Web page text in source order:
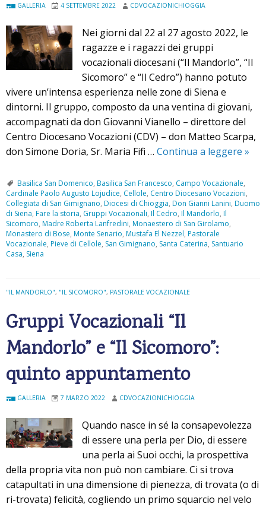
c
d
i
m
e
r
a
v
i
g
i
e
GALLERIA 4 SETTEMBRE 2022 CDVOCAZIONICHIOGGIA
Nei giorni dal 22 al 27 agosto 2022, le
ragazze e i ragazzi dei gruppi
vocazionali diocesani (“Il Mandorlo”, “Il
Sicomoro” e “Il Cedro”) hanno potuto
vivere un’intensa esperienza nelle zone di Siena e
dintorni. Il gruppo, composto da una ventina di giovani,
accompagnati da don Giovanni Vianello – direttore del
Centro Diocesano Vocazioni (CDV) – don Matteo Scarpa,
don Simone Doria, Sr. Maria Fifi … Continua a leggere C
s
t
r
i
a
»
Basilica San Domenico, Basilica San Francesco, Campo Vocazionale,
Cardinale Paolo Augusto Lojudice, Cellole, Centro Diocesano Vocazioni,
Collegiata di San Gimignano, Diocesi di Chioggia, Don Gianni Lanini, Duomo
di Siena, Fare la storia, Gruppi Vocazionali, Il Cedro, Il Mandorlo, Il
Sicomoro, Madre Roberta Lanfredini, Monaestero di San Girolamo,
Monastero di Bose, Monte Senario, Mustafa El Nezzel, Pastorale
Vocazionale, Pieve di Cellole, San Gimignano, Santa Caterina, Santuario
Casa, Siena
"IL MANDORLO", "IL SICOMORO", PASTORALE VOCAZIONALE
Gruppi Vocazionali “Il
Mandorlo” e “Il Sicomoro”:
quinto appuntamento
GALLERIA 7 MARZO 2022 CDVOCAZIONICHIOGGIA
Quando nasce in sé la consapevolezza
di essere una perla per Dio, di essere
una perla ai Suoi occhi, la prospettiva
della propria vita non può non cambiare. Ci si trova
catapultati in una dimensione di pienezza, di trovata (o di
ri-trovata) felicità, cogliendo un primo squarcio nel velo